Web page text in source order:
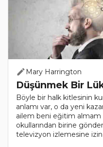
Mary Harrington
Düşünmek Bir
Böyle bir halk kitlesinin
anlamı var, o da yeni
ailem beni eğitim almam
okullarından birine
televizyon izlemesine izin